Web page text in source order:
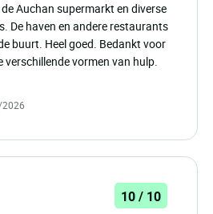
Auchan supermarkt en diverse
De haven en andere restaurants
buurt. Heel goed. Bedankt voor
verschillende vormen van hulp.
10 / 10